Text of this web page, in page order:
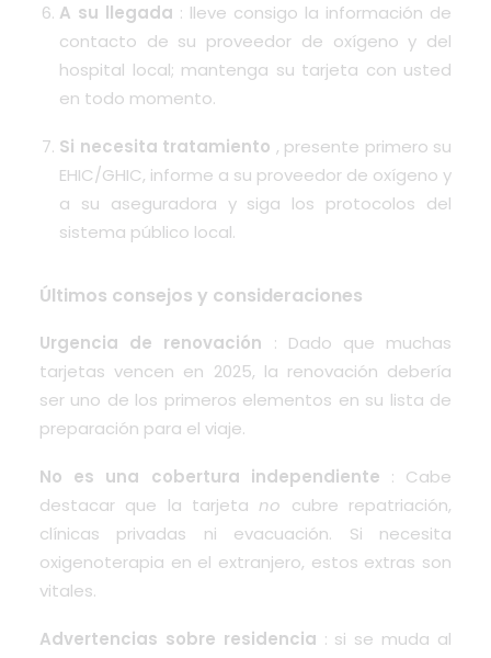
A su llegada : lleve consigo la información de
contacto de su proveedor de oxígeno y del
hospital local; mantenga su tarjeta con usted
en todo momento.
Si necesita tratamiento , presente primero su
EHIC/GHIC, informe a su proveedor de oxígeno y
a su aseguradora y siga los protocolos del
sistema público local.
Últimos consejos y consideraciones
Urgencia de renovación : Dado que muchas
tarjetas vencen en 2025, la renovación debería
ser uno de los primeros elementos en su lista de
preparación para el viaje.
No es una cobertura independiente : Cabe
destacar que la tarjeta no cubre repatriación,
clínicas privadas ni evacuación. Si necesita
oxigenoterapia en el extranjero, estos extras son
vitales.
Advertencias sobre residencia : si se muda al